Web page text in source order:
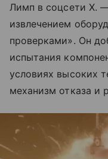
Лимп в соцсети X.
извлечением
проверками». Он
испытания
условиях высоких
механизм отказа и